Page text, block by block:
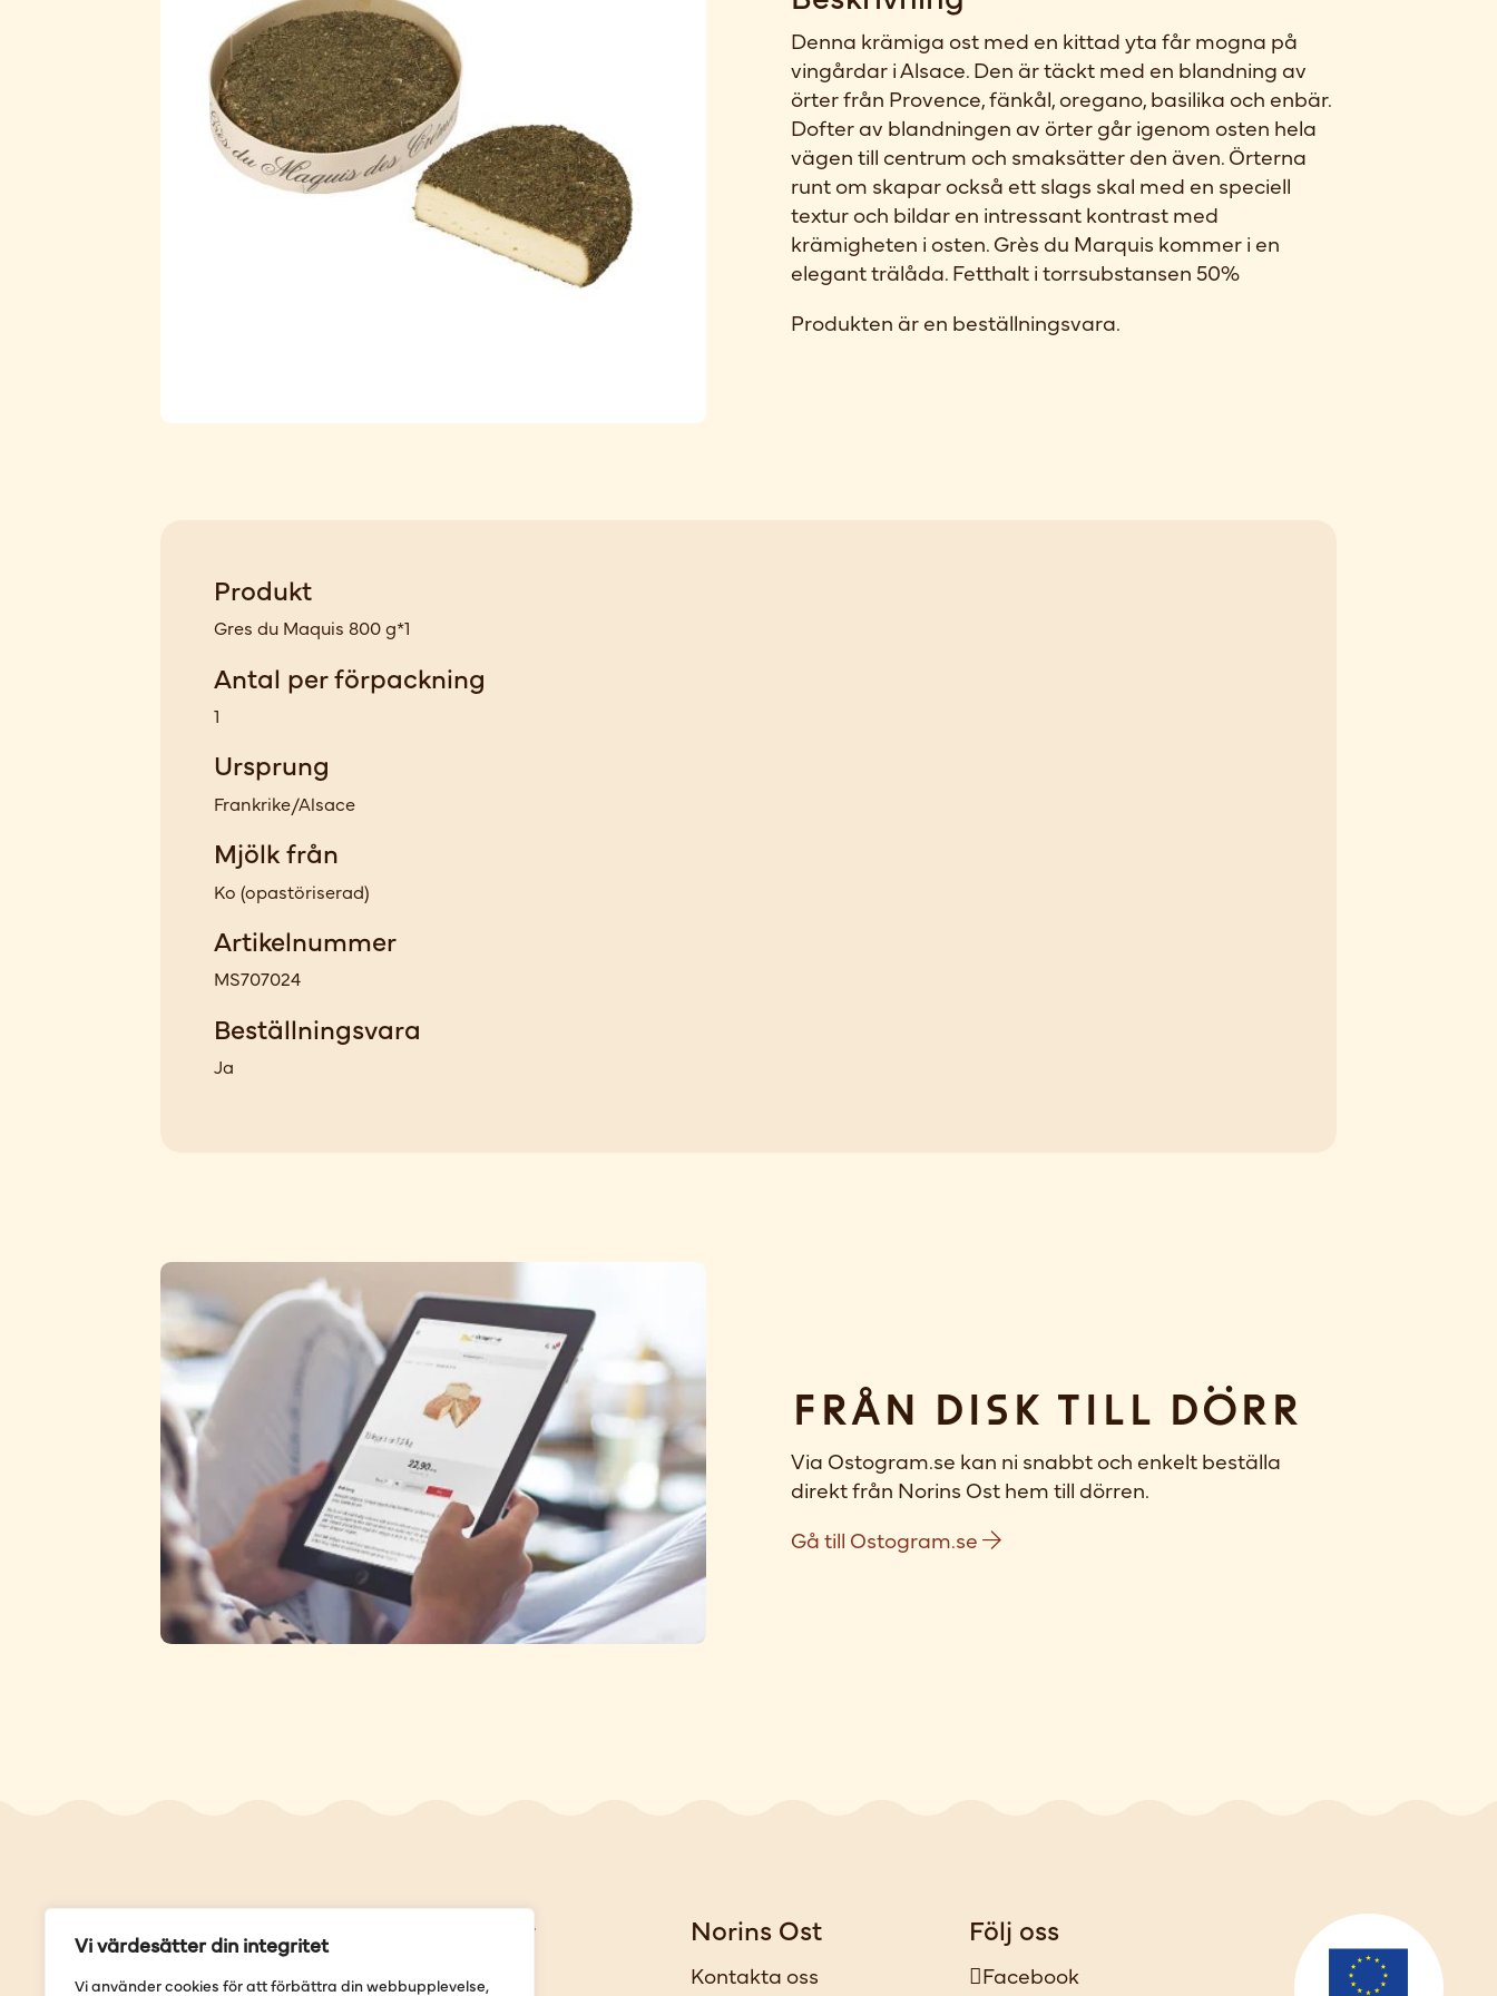
Vi värdesätter din integritet
Vi använder cookies för att förbättra din webbupplevelse,
Denna krämiga ost med en kittad yta får mogna på
vingårdar i Alsace. Den är täckt med en blandning av
örter från Provence, fänkål, oregano, basilika och enbär.
Dofter av blandningen av örter går igenom osten hela
vägen till centrum och smaksätter den även. Örterna
runt om skapar också ett slags skal med en speciell
textur och bildar en intressant kontrast med
krämigheten i osten. Grès du Marquis kommer i en
elegant trälåda. Fetthalt i torrsubstansen 50%
Produkten är en beställningsvara.
Produkt
Gres du Maquis 800 g*1
Antal per förpackning
1
Ursprung
Frankrike/Alsace
Mjölk från
Ko (opastöriserad)
Artikelnummer
MS707024
Beställningsvara
Ja
Från disk till dörr
Via Ostogram.se kan ni snabbt och enkelt beställa
direkt från Norins Ost hem till dörren.
Gå till Ostogram.se
Genvägar
Våra butiker
Norins Ost
Kontakta oss
Följ oss
Facebook